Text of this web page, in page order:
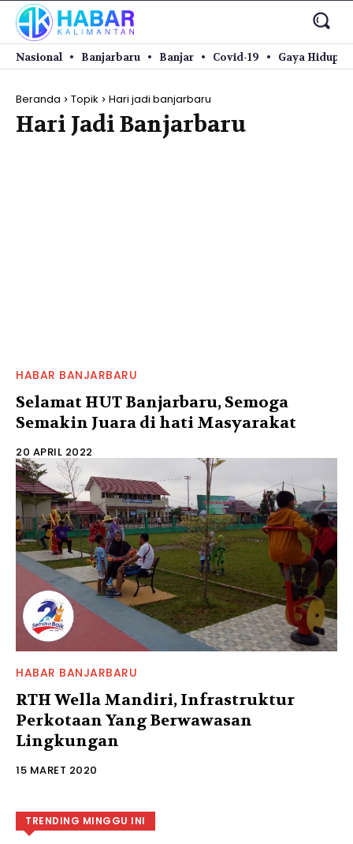
Nasional Banjarbaru Banjar Covid-19 Gaya Hidup
Beranda Topik Hari jadi banjarbaru
Hari Jadi Banjarbaru
HABAR BANJARBARU
Selamat HUT Banjarbaru, Semoga
Semakin Juara di hati Masyarakat
20 APRIL 2022
HABAR BANJARBARU
RTH Wella Mandiri, Infrastruktur
Perkotaan Yang Berwawasan
Lingkungan
15 MARET 2020
TRENDING MINGGU INI